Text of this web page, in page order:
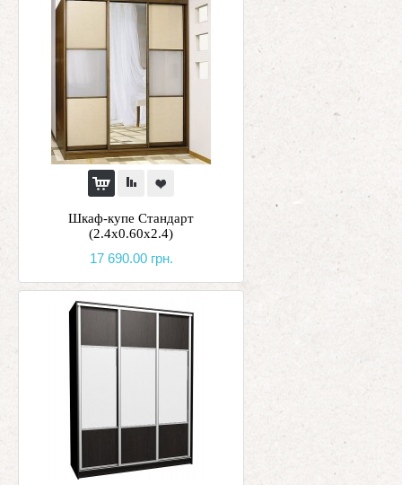
Шкаф-купе Стандарт
(2.4х0.60х2.4)
17 690.00 грн.